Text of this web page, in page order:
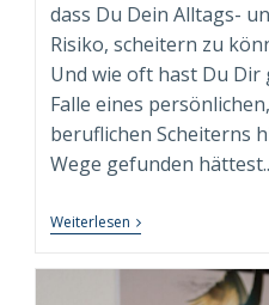
dass Du Dein Alltags-
Risiko, scheitern zu
Und wie oft hast Du Dir
Falle eines
beruflichen Scheiterns
Wege gefunden
Weiterlesen 8
Wege
Konstruktiven
Umgangs